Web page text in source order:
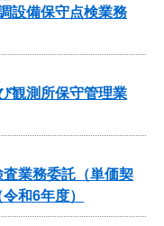
設備保守点検業務
観測所保守管理業
業務委託（単価契
和6年度）